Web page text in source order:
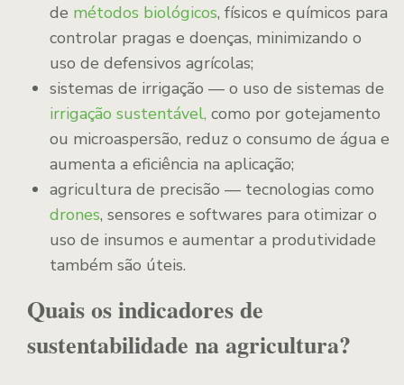
de métodos biológicos, físicos e químicos para
controlar pragas e doenças, minimizando o
uso de defensivos agrícolas;
sistemas de irrigação — o uso de sistemas de
irrigação sustentável, como por gotejamento
ou microaspersão, reduz o consumo de água e
aumenta a eficiência na aplicação;
agricultura de precisão — tecnologias como
drones, sensores e softwares para otimizar o
uso de insumos e aumentar a produtividade
também são úteis.
Quais os indicadores de
sustentabilidade na agricultura?